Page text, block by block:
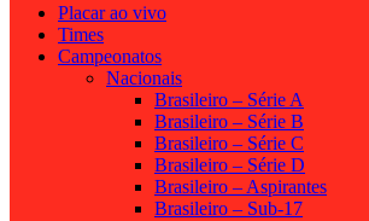
Placar ao vivo
Times
Campeonatos
Nacionais
Brasileiro – Série A
Brasileiro – Série B
Brasileiro – Série C
Brasileiro – Série D
Brasileiro – Aspirantes
Brasileiro – Sub-17